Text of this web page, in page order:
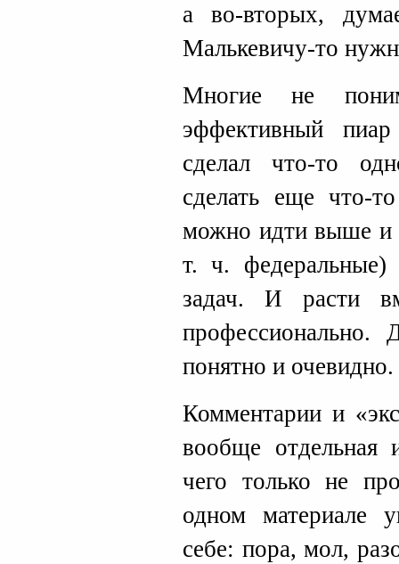
а во-вторых,
Малькевичу-то
Многие не
эффективный
сделал что-то
сделать еще что-
можно идти выше и
т. ч. федеральные)
задач. И расти
понятно и очевидно.
Комментарии и
вообще
чего только не
одном материале
себе: пора, мол,